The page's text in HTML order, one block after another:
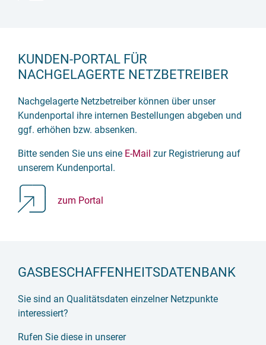
KUNDEN-PORTAL FÜR
NACHGELAGERTE NETZBETREIBER
Nachgelagerte Netzbetreiber können über unser
Kundenportal ihre internen Bestellungen abgeben und
ggf. erhöhen bzw. absenken.
Bitte senden Sie uns eine E-Mail zur Registrierung auf
unserem Kundenportal.
zum Portal
GASBESCHAFFENHEITSDATENBANK
Sie sind an Qualitätsdaten einzelner Netzpunkte
interessiert?
Rufen Sie diese in unserer